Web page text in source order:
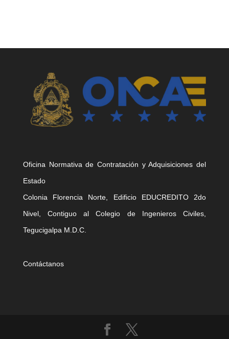
Oficina Normativa de Contratación y Adquisiciones del
Estado
Colonia Florencia Norte, Edificio EDUCREDITO 2do
Nivel, Contiguo al Colegio de Ingenieros Civiles,
Tegucigalpa M.D.C.
Contáctanos